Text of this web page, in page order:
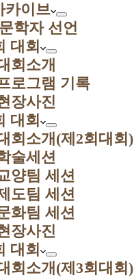
카이브
학자 선언
대회
회소개
로그램 기록
장사진
대회
회소개(제2회대회)
술세션
양팀 세션
도팀 세션
화팀 세션
장사진
대회
회소개(제3회대회)